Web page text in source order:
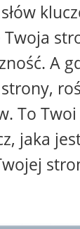
A
To
jaka